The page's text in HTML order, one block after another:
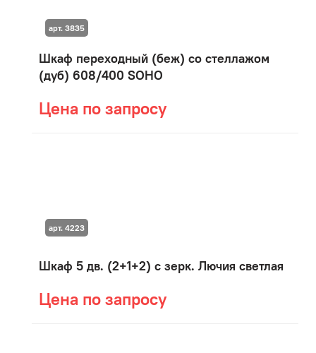
Шкаф переходный (беж) со стеллажом
(дуб) 608/400 SOHO
Цена по запросу
арт. 3835
Шкаф 5 дв. (2+1+2) с зерк. Лючия светлая
Цена по запросу
арт. 4223